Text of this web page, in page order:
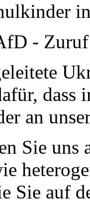
-
dass
an
Sie uns
Sie auf